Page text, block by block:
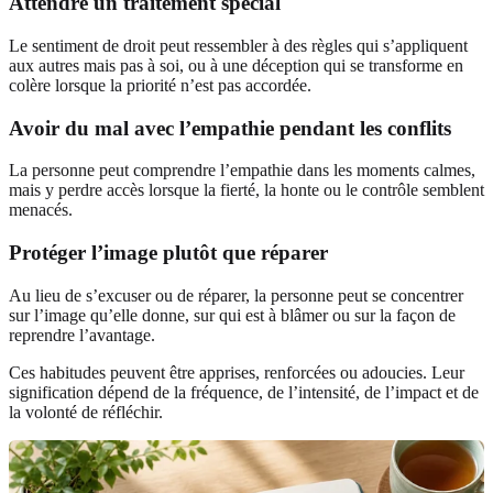
Le sentiment de droit peut ressembler à des règles qui s’appliquent
aux autres mais pas à soi, ou à une déception qui se transforme en
colère lorsque la priorité n’est pas accordée.
Avoir du mal avec l’empathie pendant les conflits
La personne peut comprendre l’empathie dans les moments calmes,
mais y perdre accès lorsque la fierté, la honte ou le contrôle semblent
menacés.
Protéger l’image plutôt que réparer
Au lieu de s’excuser ou de réparer, la personne peut se concentrer
sur l’image qu’elle donne, sur qui est à blâmer ou sur la façon de
reprendre l’avantage.
Ces habitudes peuvent être apprises, renforcées ou adoucies. Leur
signification dépend de la fréquence, de l’intensité, de l’impact et de
la volonté de réfléchir.